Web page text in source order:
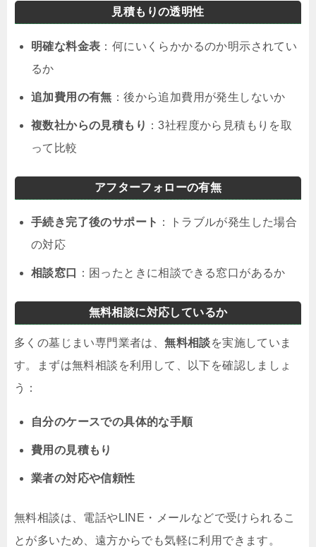
見積もりの透明性
明確な料金表 ：何にいくらかかるのか明示されてい
るか
追加費用の有無 ：後から追加費用が発生しないか
複数社からの見積もり ：3社程度から見積もりを取
って比較
アフターフォローの有無
手続き完了後のサポート ：トラブルが発生した場合
の対応
相談窓口 ：困ったときに相談できる窓口があるか
無料相談に対応しているか
多くの墓じまい専門業者は、無料相談を実施していま
す。まずは無料相談を利用して、以下を確認しましょ
う：
自分のケースでの具体的な手順
費用の見積もり
業者の対応や信頼性
無料相談は、電話やLINE・メールなどで受けられるこ
とが多いため、遠方からでも気軽に利用できます。